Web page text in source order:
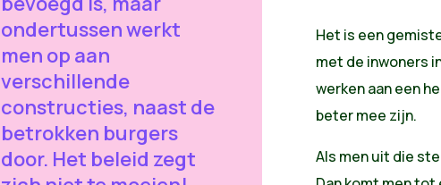
ondertussen werkt
men op aan
verschillende
constructies, naast de
betrokken burgers
door. Het beleid zegt
Het is een
met de inwoners
werken aan een
beter mee zijn.
Als men uit die